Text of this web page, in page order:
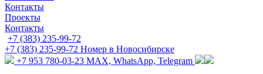
Контакты
Проекты
Контакты
+7 (383) 235-99-72
+7 (383) 235-99-72 Номер в Новосибирске
+7 953 780-03-23 MAX, WhatsApp, Telegram